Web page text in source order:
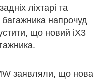
ліхтарі та
багажника напрочуд
що новий iX3
заявляли, що нова